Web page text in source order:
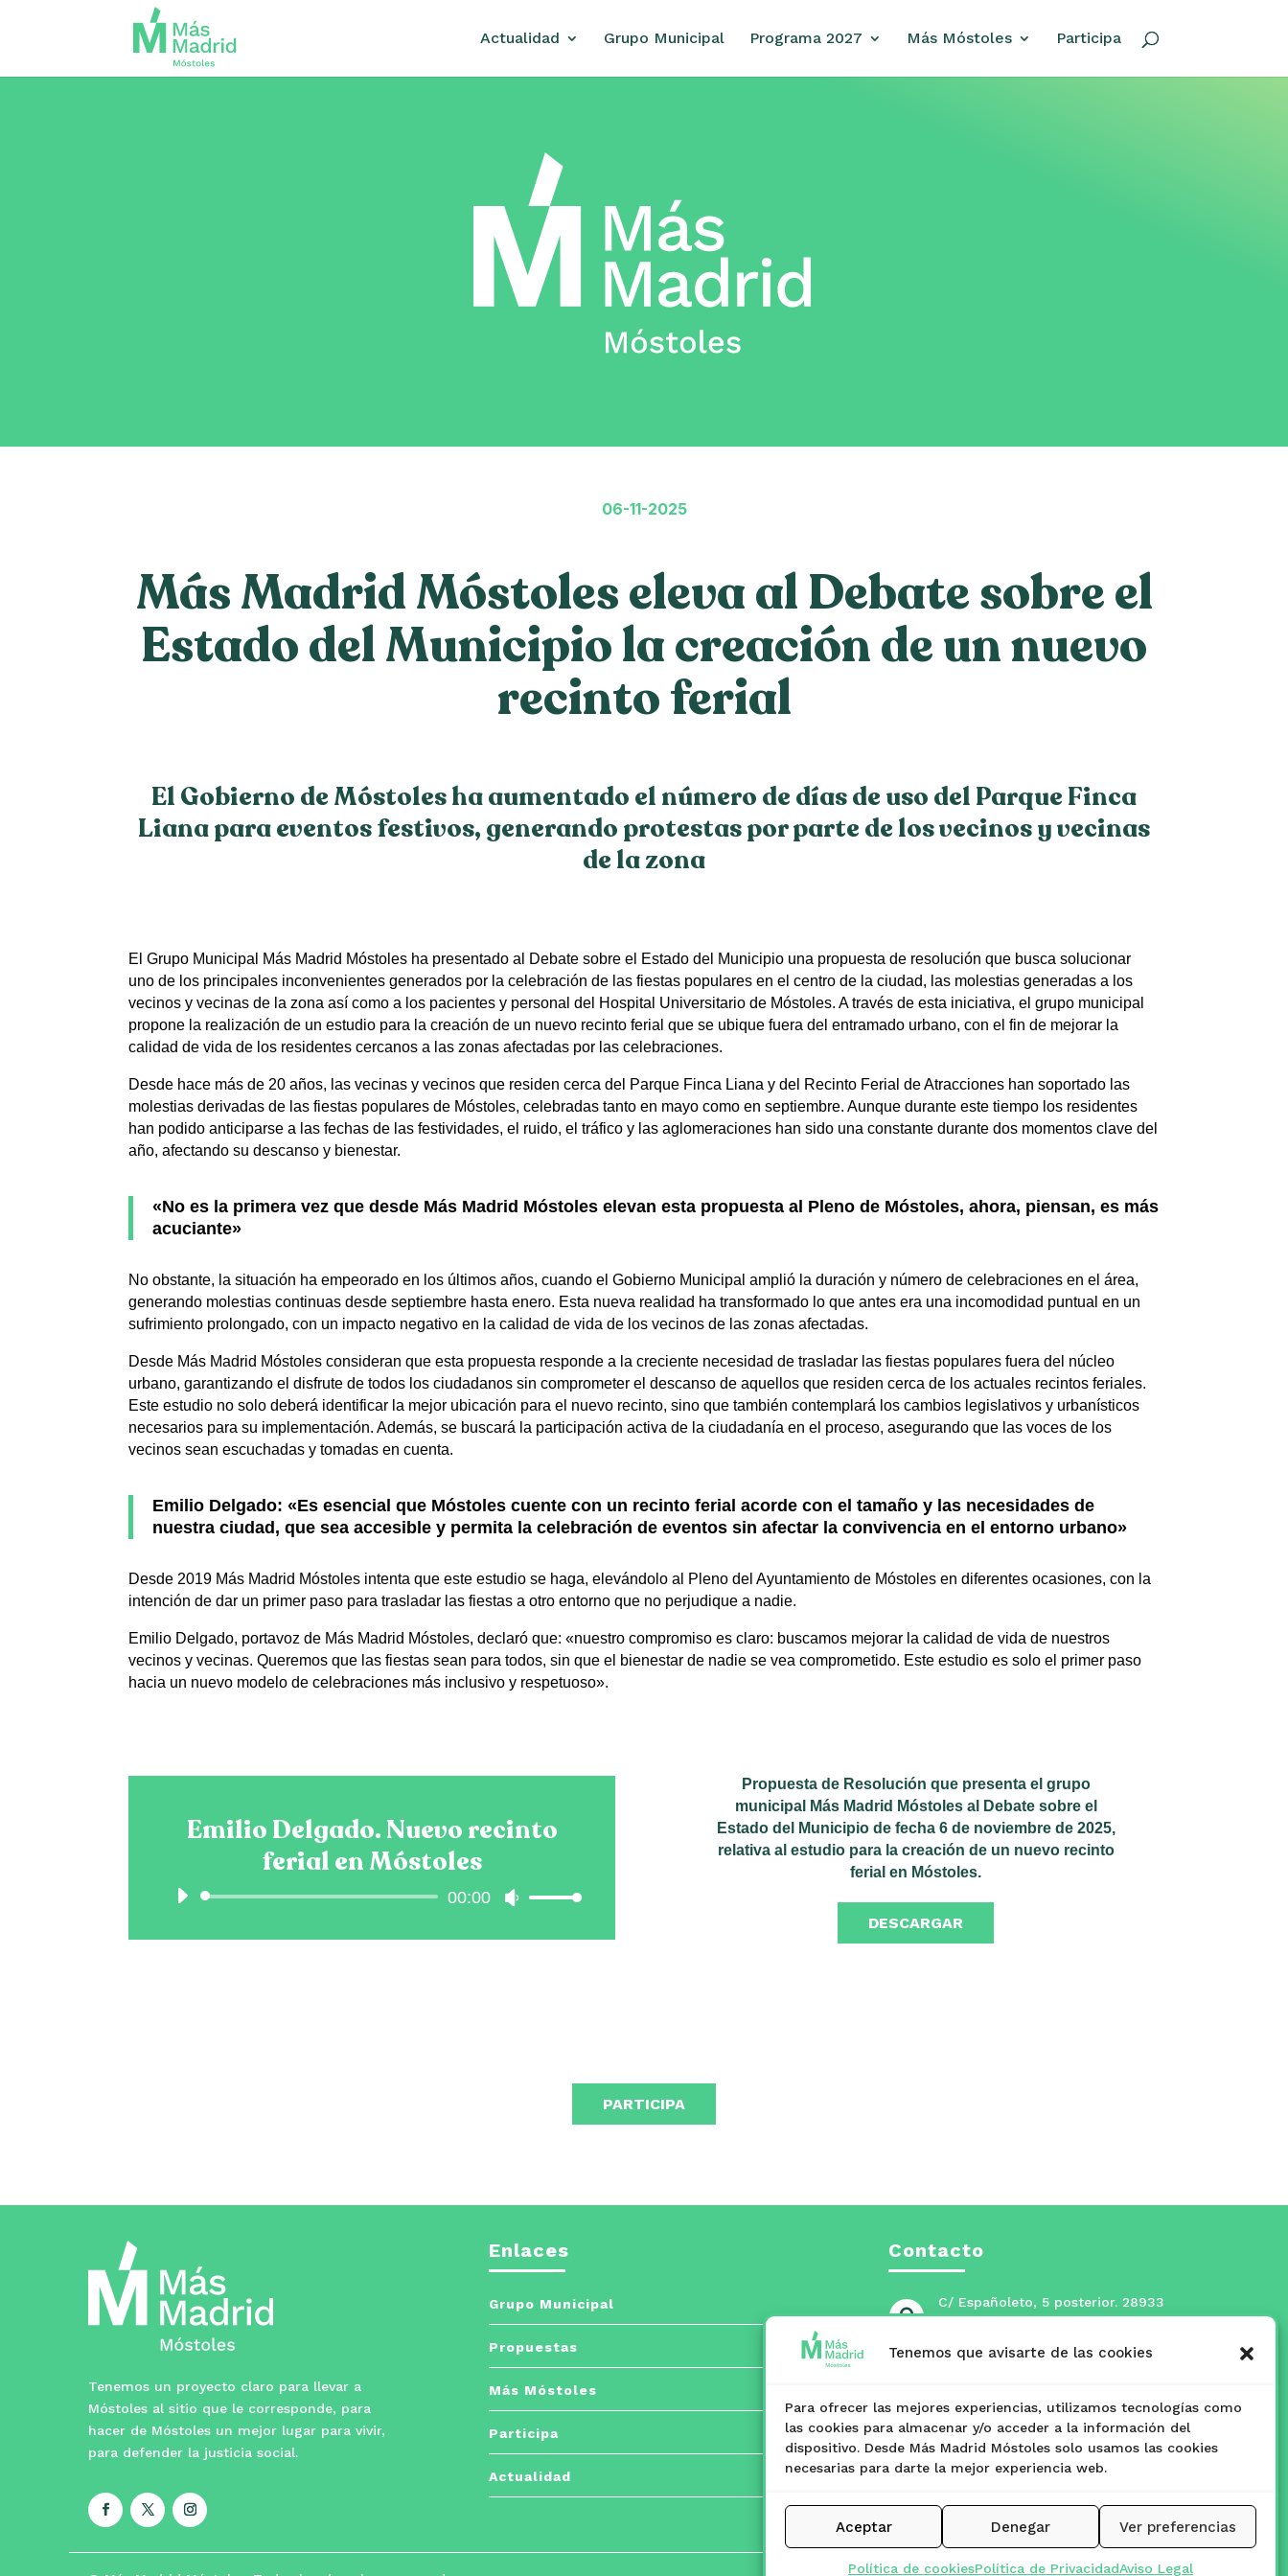
Tenemos que avisarte de las cookies
Para ofrecer las mejores experiencias, utilizamos tecnologías como
las cookies para almacenar y/o acceder a la información del
dispositivo. Desde Más Madrid Móstoles solo usamos las cookies
necesarias para darte la mejor experiencia web.
Aceptar Denegar Ver preferencias
Política de cookiesPolítica de PrivacidadAviso Legal
Actualidad Grupo Municipal Programa 2027 Más Móstoles Participa
06-11-2025
Más Madrid Móstoles eleva al Debate sobre el
Estado del Municipio la creación de un nuevo
recinto ferial
El Gobierno de Móstoles ha aumentado el número de días de uso del Parque Finca
Liana para eventos festivos, generando protestas por parte de los vecinos y vecinas
de la zona
El Grupo Municipal Más Madrid Móstoles ha presentado al Debate sobre el Estado del Municipio una propuesta de resolución que busca solucionar
uno de los principales inconvenientes generados por la celebración de las fiestas populares en el centro de la ciudad, las molestias generadas a los
vecinos y vecinas de la zona así como a los pacientes y personal del Hospital Universitario de Móstoles. A través de esta iniciativa, el grupo municipal
propone la realización de un estudio para la creación de un nuevo recinto ferial que se ubique fuera del entramado urbano, con el fin de mejorar la
calidad de vida de los residentes cercanos a las zonas afectadas por las celebraciones.
Desde hace más de 20 años, las vecinas y vecinos que residen cerca del Parque Finca Liana y del Recinto Ferial de Atracciones han soportado las
molestias derivadas de las fiestas populares de Móstoles, celebradas tanto en mayo como en septiembre. Aunque durante este tiempo los residentes
han podido anticiparse a las fechas de las festividades, el ruido, el tráfico y las aglomeraciones han sido una constante durante dos momentos clave del
año, afectando su descanso y bienestar.
«No es la primera vez que desde Más Madrid Móstoles elevan esta propuesta al Pleno de Móstoles, ahora, piensan, es más
acuciante»
No obstante, la situación ha empeorado en los últimos años, cuando el Gobierno Municipal amplió la duración y número de celebraciones en el área,
generando molestias continuas desde septiembre hasta enero. Esta nueva realidad ha transformado lo que antes era una incomodidad puntual en un
sufrimiento prolongado, con un impacto negativo en la calidad de vida de los vecinos de las zonas afectadas.
Desde Más Madrid Móstoles consideran que esta propuesta responde a la creciente necesidad de trasladar las fiestas populares fuera del núcleo
urbano, garantizando el disfrute de todos los ciudadanos sin comprometer el descanso de aquellos que residen cerca de los actuales recintos feriales.
Este estudio no solo deberá identificar la mejor ubicación para el nuevo recinto, sino que también contemplará los cambios legislativos y urbanísticos
necesarios para su implementación. Además, se buscará la participación activa de la ciudadanía en el proceso, asegurando que las voces de los
vecinos sean escuchadas y tomadas en cuenta.
Emilio Delgado: «Es esencial que Móstoles cuente con un recinto ferial acorde con el tamaño y las necesidades de
nuestra ciudad, que sea accesible y permita la celebración de eventos sin afectar la convivencia en el entorno urbano»
Desde 2019 Más Madrid Móstoles intenta que este estudio se haga, elevándolo al Pleno del Ayuntamiento de Móstoles en diferentes ocasiones, con la
intención de dar un primer paso para trasladar las fiestas a otro entorno que no perjudique a nadie.
Emilio Delgado, portavoz de Más Madrid Móstoles, declaró que: «nuestro compromiso es claro: buscamos mejorar la calidad de vida de nuestros
vecinos y vecinas. Queremos que las fiestas sean para todos, sin que el bienestar de nadie se vea comprometido. Este estudio es solo el primer paso
hacia un nuevo modelo de celebraciones más inclusivo y respetuoso».
Emilio Delgado. Nuevo recinto
ferial en Móstoles
Reproductor
audio
00:00
Utiliza
teclas
Propuesta de Resolución que presenta el grupo
municipal Más Madrid Móstoles al Debate sobre el
Estado del Municipio de fecha 6 de noviembre de 2025,
relativa al estudio para la creación de un nuevo recinto
ferial en Móstoles.
DESCARGAR
PARTICIPA
Tenemos un proyecto claro para llevar a
Móstoles al sitio que le corresponde, para
hacer de Móstoles un mejor lugar para vivir,
para defender la justicia social.
Enlaces
Grupo Municipal
Propuestas
Más Móstoles
Participa
Actualidad
Contacto

C/ Españoleto, 5 posterior. 28933
masmadridmostoles@mostoles.es
 www.masmadridmostoles.org